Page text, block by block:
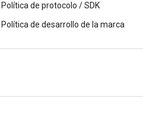
Política de protocolo / SDK
Política de desarrollo de la marca